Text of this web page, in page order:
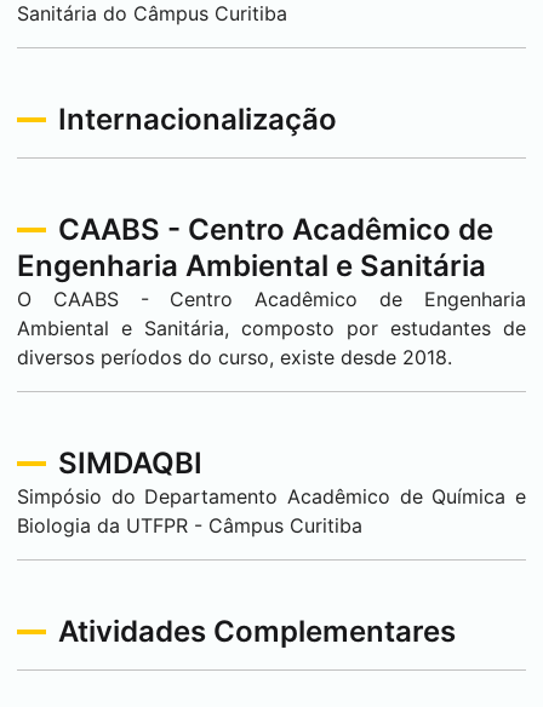
Sanitária do Câmpus Curitiba
Internacionalização
CAABS - Centro Acadêmico de
Engenharia Ambiental e Sanitária
O CAABS - Centro Acadêmico de Engenharia
Ambiental e Sanitária, composto por estudantes de
diversos períodos do curso, existe desde 2018.
SIMDAQBI
Simpósio do Departamento Acadêmico de Química e
Biologia da UTFPR - Câmpus Curitiba
Atividades Complementares